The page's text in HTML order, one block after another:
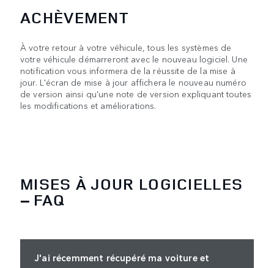
ACHÈVEMENT
À votre retour à votre véhicule, tous les systèmes de
votre véhicule démarreront avec le nouveau logiciel. Une
notification vous informera de la réussite de la mise à
jour. L'écran de mise à jour affichera le nouveau numéro
de version ainsi qu'une note de version expliquant toutes
les modifications et améliorations.
MISES À JOUR LOGICIELLES
– FAQ
J'ai récemment récupéré ma voiture et